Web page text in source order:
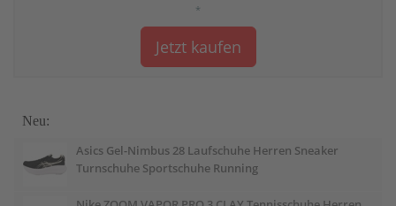
*
Jetzt kaufen
Neu:
Asics Gel-Nimbus 28 Laufschuhe Herren Sneaker
Turnschuhe Sportschuhe Running